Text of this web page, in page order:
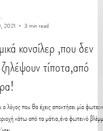
2021
κονσίλερ ,που δεν
ζηλέψουν τίποτα,από